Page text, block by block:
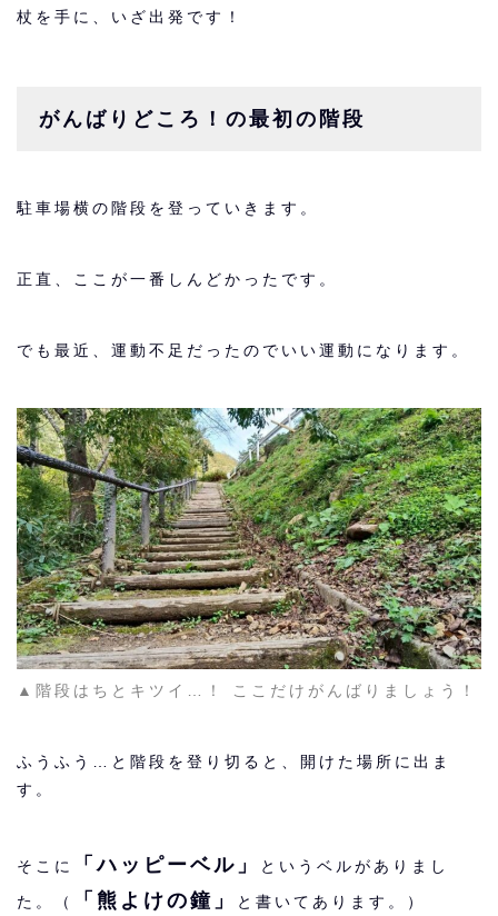
杖を手に、いざ出発です！
がんばりどころ！の最初の階段
駐車場横の階段を登っていきます。
正直、ここが一番しんどかったです。
でも最近、運動不足だったのでいい運動になります。
▲階段はちとキツイ…！ ここだけがんばりましょう！
ふうふう…と階段を登り切ると、開けた場所に出ま
す。
そこに 「ハッピーベル」
というベルがありまし
た。（
「熊よけの鐘」 と書いてあります。）